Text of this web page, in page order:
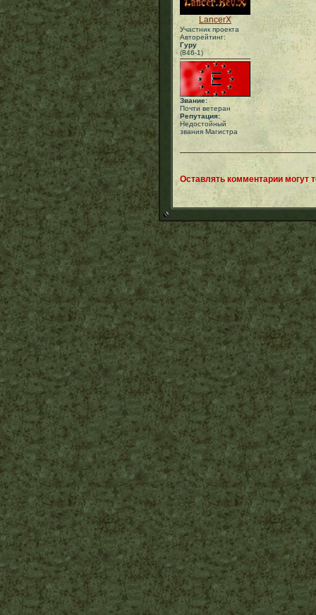
LancerX
Участник проекта
Авторейтинг:
Гуру
(846-1)
Звание:
Почти ветеран
Репутация:
Недостойный
звания Магистра
Оставлять комментарии могут